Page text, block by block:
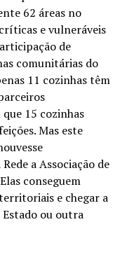
62 áreas no
e vulneráveis
de
comunitárias do
11 cozinhas têm
15 cozinhas
Mas este
a Associação de
conseguem
e chegar a
ou outra